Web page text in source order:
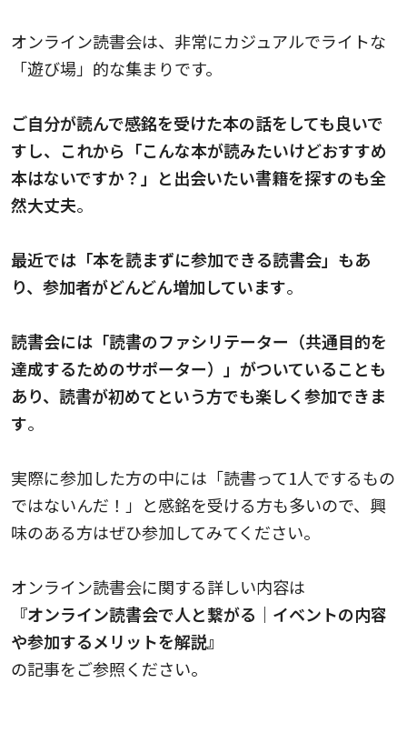
オンライン読書会は、非常にカジュアルでライトな
「遊び場」的な集まりです。
ご自分が読んで感銘を受けた本の話をしても良いで
すし、これから「こんな本が読みたいけどおすすめ
本はないですか？」と出会いたい書籍を探すのも全
然大丈夫。
最近では「本を読まずに参加できる読書会」もあ
り、参加者がどんどん増加しています。
読書会には「読書のファシリテーター（共通目的を
達成するためのサポーター）」がついていることも
あり、読書が初めてという方でも楽しく参加できま
す。
実際に参加した方の中には「読書って1人でするもの
ではないんだ！」と感銘を受ける方も多いので、興
味のある方はぜひ参加してみてください。
オンライン読書会に関する詳しい内容は
『オンライン読書会で人と繋がる｜イベントの内容
や参加するメリットを解説』
の記事をご参照ください。